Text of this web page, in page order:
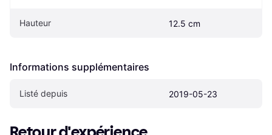
Hauteur 12.5 cm
Informations supplémentaires
Listé depuis 2019-05-23